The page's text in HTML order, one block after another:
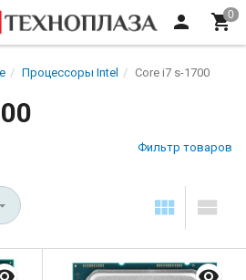
Процессоры Intel Core i7 s-1700
Фильтр товаров